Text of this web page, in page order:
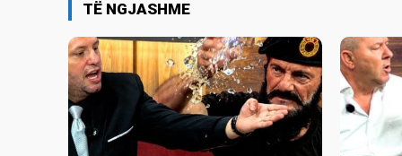
TË NGJASHME